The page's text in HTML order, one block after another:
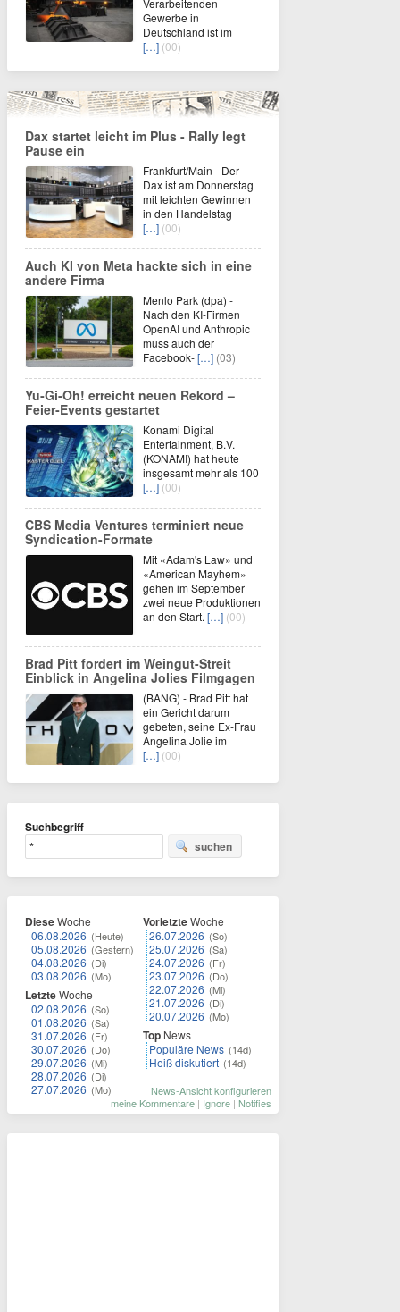
Verarbeitenden
Gewerbe in
Deutschland ist im
[…] (00)
Dax startet leicht im Plus - Rally legt
Pause ein
Frankfurt/Main - Der
Dax ist am Donnerstag
mit leichten Gewinnen
in den Handelstag
[…] (00)
Auch KI von Meta hackte sich in eine
andere Firma
Menlo Park (dpa) -
Nach den KI-Firmen
OpenAI und Anthropic
muss auch der
Facebook-[…] (03)
Yu‑Gi‑Oh! erreicht neuen Rekord –
Feier‑Events gestartet
Konami Digital
Entertainment, B.V.
(KONAMI) hat heute
insgesamt mehr als 100
[…] (00)
CBS Media Ventures terminiert neue
Syndication-Formate
Mit «Adam's Law» und
«American Mayhem»
gehen im September
zwei neue Produktionen
an den Start. […] (00)
Brad Pitt fordert im Weingut-Streit
Einblick in Angelina Jolies Filmgagen
(BANG) - Brad Pitt hat
ein Gericht darum
gebeten, seine Ex-Frau
Angelina Jolie im
[…] (00)
Suchbegriff
suchen
DieseWoche
06.08.2026 (Heute)
05.08.2026 (Gestern)
04.08.2026 (Di)
03.08.2026 (Mo)
LetzteWoche
02.08.2026 (So)
01.08.2026 (Sa)
31.07.2026 (Fr)
30.07.2026 (Do)
29.07.2026 (Mi)
28.07.2026 (Di)
27.07.2026 (Mo)
VorletzteWoche
26.07.2026 (So)
25.07.2026 (Sa)
24.07.2026 (Fr)
23.07.2026 (Do)
22.07.2026 (Mi)
21.07.2026 (Di)
20.07.2026 (Mo)
Top News
Populäre News (14d)
Heiß diskutiert (14d)
News-Ansicht konfigurieren
meine Kommentare | Ignore | Notifies